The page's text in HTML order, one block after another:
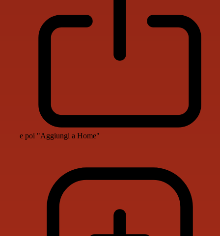
e poi "Aggiungi a Home"